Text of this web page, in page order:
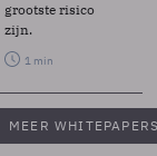
grootste risico
zijn.
1 min
MEER WHITEPAPERS